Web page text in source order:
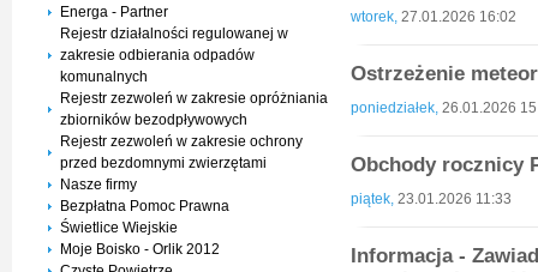
Energa - Partner
Rejestr działalności regulowanej w
zakresie odbierania odpadów
komunalnych
Rejestr zezwoleń w zakresie opróżniania
zbiorników bezodpływowych
Rejestr zezwoleń w zakresie ochrony
przed bezdomnymi zwierzętami
Nasze firmy
Bezpłatna Pomoc Prawna
Świetlice Wiejskie
Moje Boisko - Orlik 2012
wtorek, 27.01.2026 16:02
Ostrzeżenie
poniedziałek, 26.01.2026
Obchody rocznicy
piątek, 23.01.2026 11:33
Informacja -